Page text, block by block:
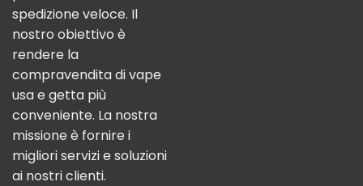
spedizione veloce. Il
nostro obiettivo è
rendere la
compravendita di vape
usa e getta più
conveniente. La nostra
missione è fornire i
migliori servizi e soluzioni
ai nostri clienti.